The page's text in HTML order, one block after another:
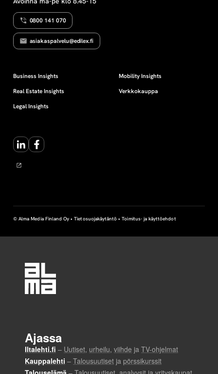
0800 141 070
asiakaspalvelu@edilex.fi
Business Insights
Real Estate Insights
Legal Insights
Mobility Insights
Verkkokauppa
LinkedInFacebook
© Alma Media Finland Oy •Tietosuojakäytäntö •Toimitus- ja käyttöehdot